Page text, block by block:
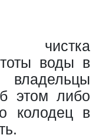
чистка
воды в
этом либо
колодец в